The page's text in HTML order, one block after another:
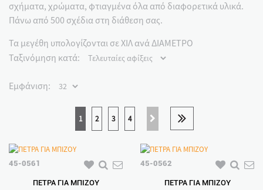
σχήματα, χρώματα, φτιαγμένα όλα από διαφορετικά υλικά.
Πάνω από 500 σχέδια στη διάθεση σας.
Τα μεγέθη υπολογίζονται σε ΧΙΛ ανά ΔΙΑΜΕΤΡΟ
Ταξινόμηση κατά:
Εμφάνιση:
1 2 3 4
45-0561
ΠΕΤΡΑ ΓΙΑ ΜΠΙΖΟΥ
45-0562
ΠΕΤΡΑ ΓΙΑ ΜΠΙΖΟΥ